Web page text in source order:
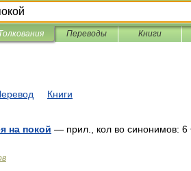
Переводы Книги
Книги
на покой — прил., кол во синонимов: 6